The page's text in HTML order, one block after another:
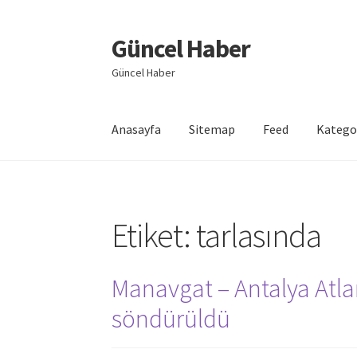
Dolaşıma
geç
İçeriğe
geç
Güncel Haber
Güncel Haber
Anasayfa Sitemap Feed
Etiket:tarlasında
Manavgat – Antalya
söndürüldü